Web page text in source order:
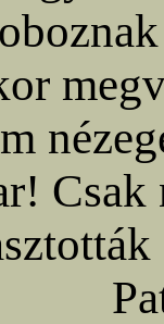
Csak